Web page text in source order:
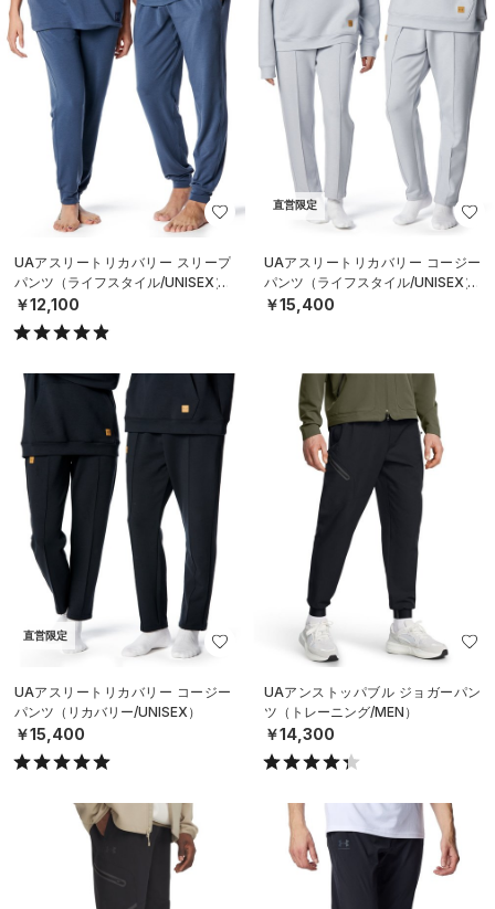
UAアスリートリカバリー スリープ
パンツ（ライフスタイル/UNISEX）
￥12,100
直営限定
UAアスリートリカバリー コージー
パンツ（ライフスタイル/UNISEX）
￥15,400
直営限定
UAアスリートリカバリー コージー
パンツ（リカバリー/UNISEX）
￥15,400
UAアンストッパブル ジョガーパン
ツ（トレーニング/MEN）
￥14,300